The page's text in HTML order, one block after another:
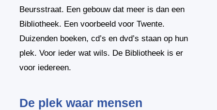
Beursstraat. Een gebouw dat meer is dan een
Bibliotheek. Een voorbeeld voor Twente.
Duizenden boeken, cd’s en dvd’s staan op hun
plek. Voor ieder wat wils. De Bibliotheek is er
voor iedereen.
De plek waar mensen